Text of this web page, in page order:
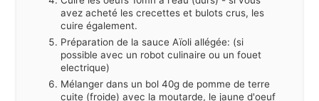
avez acheté les crecettes et bulots crus, les
cuire également.
Préparation de la sauce Aïoli allégée: (si
possible avec un robot culinaire ou un fouet
electrique)
Mélanger dans un bol 40g de pomme de terre
cuite (froide) avec la moutarde, le jaune d'oeuf